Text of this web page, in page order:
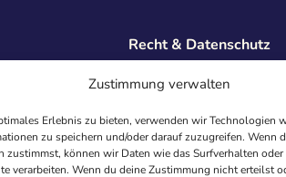
Zustimmung verwalten
Erlebnis zu bieten, verwenden wir Technologien
zu speichern und/oder darauf zuzugreifen. Wenn
zustimmst, können wir Daten wie das Surfverhalten
verarbeiten. Wenn du deine Zustimmung nicht erteilst
Recht & Datenschutz
Datenschutz
AGB
Cookies